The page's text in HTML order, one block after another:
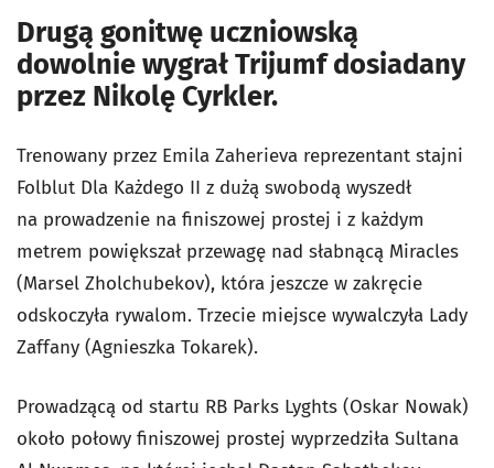
Drugą gonitwę uczniowską
dowolnie wygrał Trijumf dosiadany
przez Nikolę Cyrkler.
Trenowany przez Emila Zaherieva reprezentant stajni
Folblut Dla Każdego II z dużą swobodą wyszedł
na prowadzenie na finiszowej prostej i z każdym
metrem powiększał przewagę nad słabnącą Miracles
(Marsel Zholchubekov), która jeszcze w zakręcie
odskoczyła rywalom. Trzecie miejsce wywalczyła Lady
Zaffany (Agnieszka Tokarek).
Prowadzącą od startu RB Parks Lyghts (Oskar Nowak)
około połowy finiszowej prostej wyprzedziła Sultana